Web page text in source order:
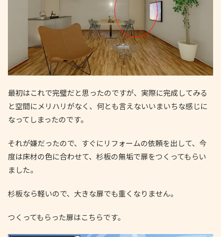
最初はこれで完璧だと思ったのですが、実際に完成してみる
と空間にメリハリがなく、何とも言えないいまいちな感じに
なってしまったのです。
それが嫌だったので、すぐにリフォームの依頼を出して、今
度は床材の色に合わせて、杉板の無垢で扉をつくってもらい
ました。
杉板なら軽いので、大きな扉でも重くなりません。
つくってもらった扉はこちらです。